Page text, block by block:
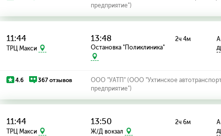
предприятие")
11:44
ТРЦ Макси
13:48
Остановка "Поликлиника"
2ч 4м
4.6 367 отзывов
ООО "УАТП" (ООО "Ухтинское
предприятие")
11:44
ТРЦ Макси
13:50
Ж/Д вокзал
2ч 6м